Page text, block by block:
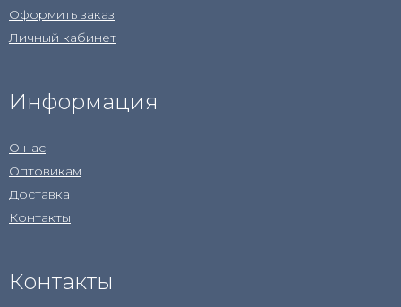
Оформить заказ
Личный кабинет
Информация
О нас
Оптовикам
Доставка
Контакты
Контакты